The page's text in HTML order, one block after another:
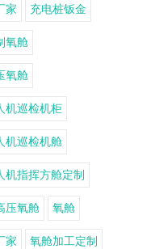
家 充电桩钣金
氧舱
氧舱
机巡检机柜
机巡检机舱
机指挥方舱定制
压氧舱 氧舱
家 氧舱加工定制